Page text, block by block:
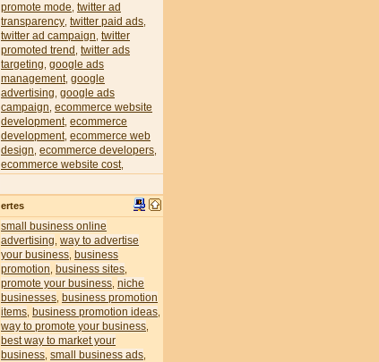
promote mode twitter ad
transparency twitter paid ads
twitter ad campaign twitter
promoted trend twitter ads
targeting google ads
management, google
advertising google ads
campaign ecommerce website
development, ecommerce
development, ecommerce web
design ecommerce developers
ecommerce website cost,
ertes
small business online
advertising way to advertise
your business business
promotion business sites
promote your business niche
businesses business promotion
items business promotion ideas
way to promote your business
best way to market your
business small business ads